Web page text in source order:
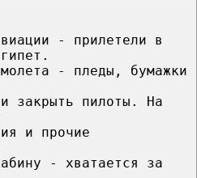
- прилетели в
- пледы, бумажки
закрыть пилоты. На
и прочие
- хватается за